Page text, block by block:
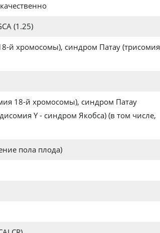
(1.25)
й хромосомы), синдром Патау (трисомия
18-й хромосомы), синдром Патау
Y - синдром Якобса) (в том числе,
пола плода)